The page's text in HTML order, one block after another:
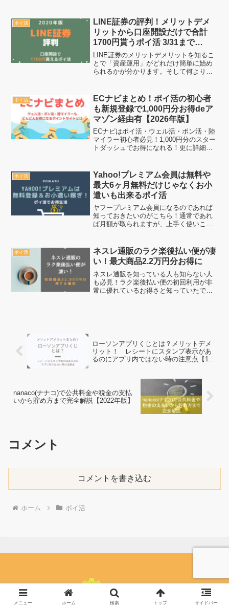
であり、知らない人には裏技になる「ポ
イ活」となります。...
ポイ活
LINE証券の評判！メリットデメ
リットから口座開設だけで合計
1700円貰うポイ活 3/31まで
【2020年版】
LINE証券のメリットデメリットを知るこ
とで「資産運用」がどれだけ簡単に始め
られるかが分かります。そして何より
論から言えば新規の口座開設だけでも十
分儲かる仕組み...
ポイ活
ECナビまとめ！ポイ活の初心者
も新規登録で1,000円分お得deア
マゾン経由有【2026年版】
ECナビはポイ活・ウェル活・ポン活・陸
マイラー初心者必見！1,000円分のスター
トダッシュでお得になれる！更に詳細を
じ・モニター・ゲーム・アンケート・ア
プリイン...
ポイ活
Yahoo!プレミアム会員は無料や
最大6ヶ月無料だけじゃなくお小
遣いも出来るポイ活
ヤフープレミアム会員になるのであれば
知っておきたいのがこちら！通常であれ
ば月額が取られますが、上手く使いこな
えるタイミングがあったりと見逃せませ
ん。しかし、多くの人...
ポイ活
ネスレ通販のラク楽後払い便が凄
い！最大商品2.2万円分お得に
ネスレ通販を知っている人も知らない人
も必見！ラク楽後払い便の初回利用が非
常に優れているお得さと知っていたでし
ローソンアプリくじとは？メリットデメ
リット！ レシートにスタンプ表示があ
るのにアプリ内ではない時の注意点【11
nanaco(ナナコ)で公共料金や税金の支払
いから貯め方まで完全解説【2022年版】
コメント
コメントを書き込む
ホーム ポイ活
メニュー ホーム 検索 トップ サイドバー